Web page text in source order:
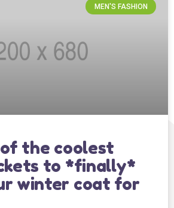
MEN'S FASHION
the coolest
to *finally*
winter coat for